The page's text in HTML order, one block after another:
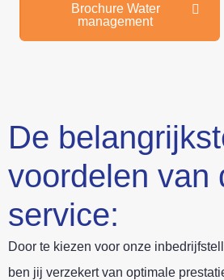
Brochure Water
management
De
voordelen van
service:
Door te kiezen voor onze
ben jij verzekert van optimale